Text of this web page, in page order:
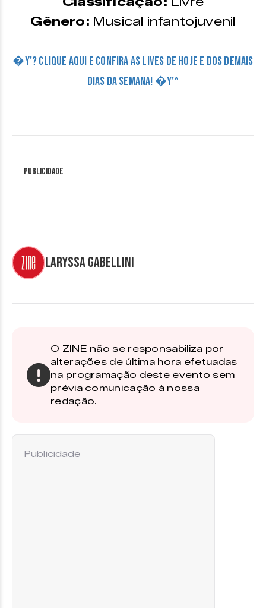
Gênero: Musical infantojuvenil
�Y’? CLIQUE AQUI E CONFIRA AS LIVES DE HOJE E DOS DEMAIS
DIAS DA SEMANA! �Y’^
Publicidade
Laryssa Gabellini
O ZINE não se responsabiliza por
alterações de última hora efetuadas
na programação deste evento sem
prévia comunicação à nossa
redação.
Publicidade